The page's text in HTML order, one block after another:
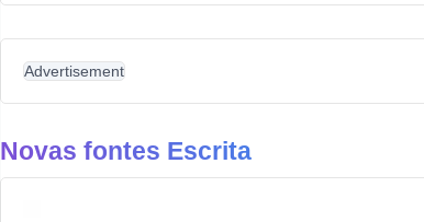
Advertisement
Novas fontes Escrita